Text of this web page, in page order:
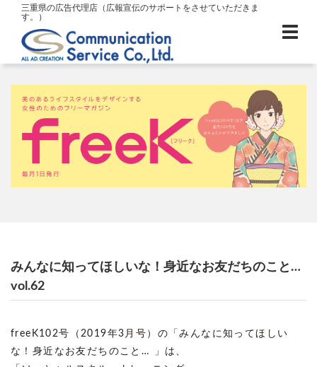
三重県の広告代理店（広報宣伝のサポートをさせていただきま
す。）
みんなに知ってほしいな！身近なお友だちのこと…
vol.62
freeK102号（2019年3月号）の「みんなに知ってほしい
な！身近なお友だちのこと… 」は、